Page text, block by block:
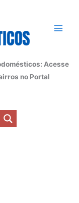
Acesse
no Portal